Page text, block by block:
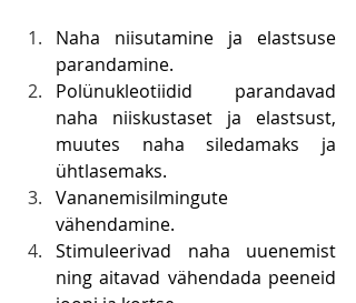
Naha niisutamine ja elastsuse
parandamine.
Polünukleotiidid parandavad
naha niiskustaset ja elastsust,
muutes naha siledamaks ja
ühtlasemaks.
Vananemisilmingute
vähendamine.
Stimuleerivad naha uuenemist
ning aitavad vähendada peeneid